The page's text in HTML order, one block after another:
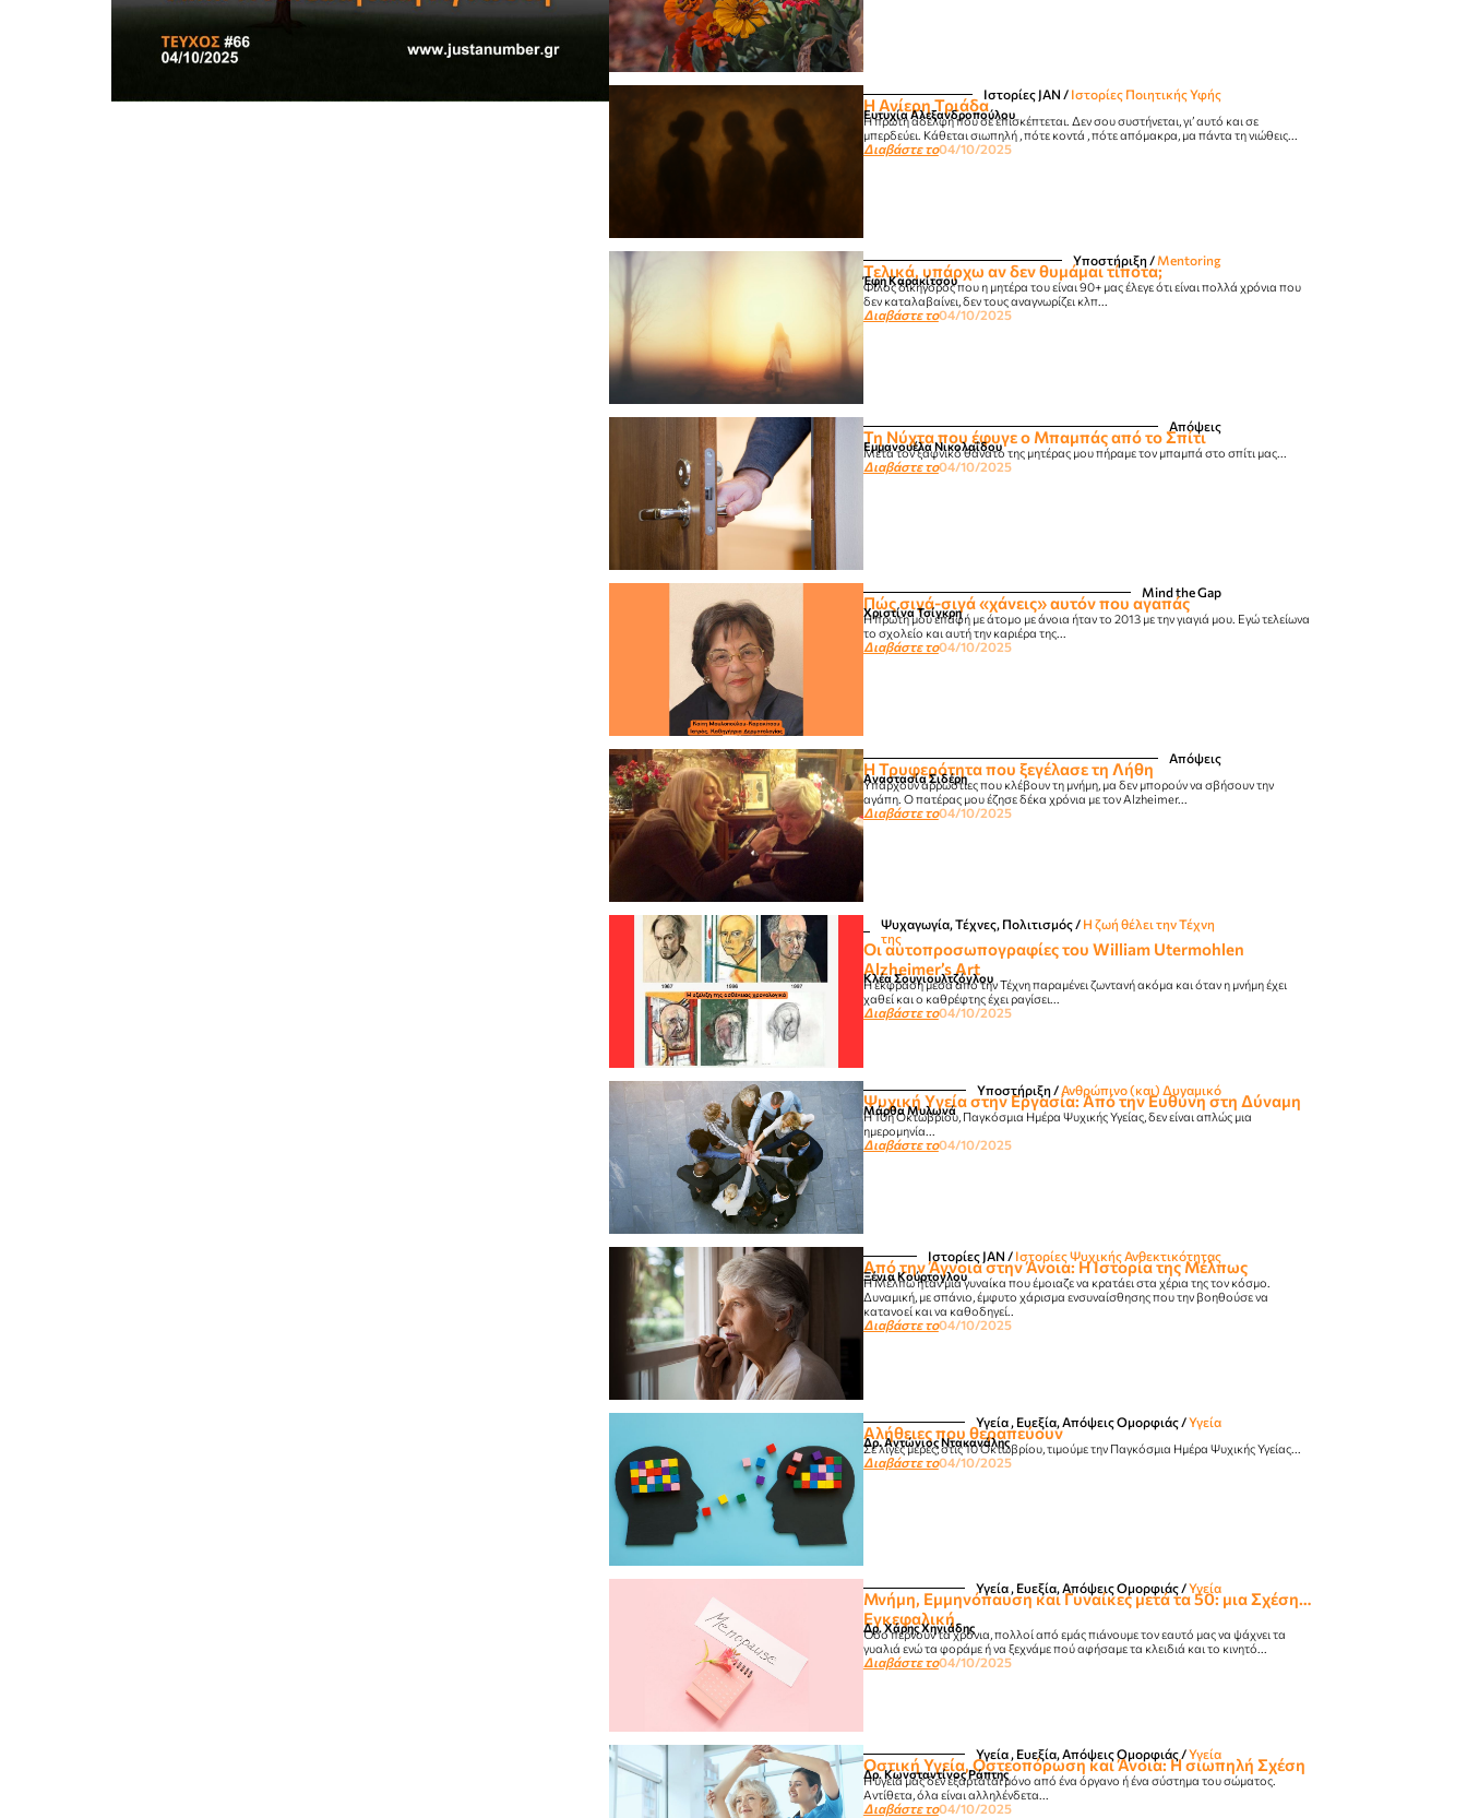
Ιστορίες JΑΝ / Ιστορίες Ποιητικής Υφής
Η Ανίερη Τριάδα
Ευτυχία Αλεξανδροπούλου
Η πρώτη αδελφή που σε επισκέπτεται. Δεν σου συστήνεται, γι’ αυτό και σε
μπερδεύει. Κάθεται σιωπηλή , πότε κοντά , πότε απόμακρα, μα πάντα τη νιώθεις...
Διαβάστε το04/10/2025
Υποστήριξη / Mentoring
Τελικά, υπάρχω αν δεν θυμάμαι τίποτα;
Έφη Καρακίτσου
Φίλος δικηγόρος που η μητέρα του είναι 90+ μας έλεγε ότι είναι πολλά χρόνια που
δεν καταλαβαίνει, δεν τους αναγνωρίζει κλπ...
Διαβάστε το04/10/2025
Απόψεις
Τη Νύχτα που έφυγε ο Μπαμπάς από το Σπίτι
Εμμανουέλα Νικολαΐδου
Μετά τον ξαφνικό θάνατο της μητέρας μου πήραμε τον μπαμπά στο σπίτι μας...
Διαβάστε το04/10/2025
Mind the Gap
Πώς σιγά-σιγά «χάνεις» αυτόν που αγαπάς
Χριστίνα Τσίγκρη
Η πρώτη μου επαφή με άτομο με άνοια ήταν το 2013 με την γιαγιά μου. Εγώ τελείωνα
το σχολείο και αυτή την καριέρα της...
Διαβάστε το04/10/2025
Απόψεις
Η Τρυφερότητα που ξεγέλασε τη Λήθη
Αναστασία Σιδέρη
Υπάρχουν αρρώστιες που κλέβουν τη μνήμη, μα δεν μπορούν να σβήσουν την
αγάπη. Ο πατέρας μου έζησε δέκα χρόνια με τον Alzheimer...
Διαβάστε το04/10/2025
Ψυχαγωγία, Τέχνες, Πολιτισμός/ Η ζωή θέλει την Τέχνη
της
Οι αυτοπροσωπογραφίες του William Utermohlen
Alzheimer’s Art
Κλέα Σουγιουλτζόγλου
Η έκφραση μέσα από την Τέχνη παραμένει ζωντανή ακόμα και όταν η μνήμη έχει
χαθεί και ο καθρέφτης έχει ραγίσει...
Διαβάστε το04/10/2025
Υποστήριξη /Ανθρώπινο (και) Δυναμικό
Ψυχική Yγεία στην Eργασία: Aπό την Eυθύνη στη Δύναμη
Μάρθα Μυλωνά
Η 10η Οκτωβρίου, Παγκόσμια Ημέρα Ψυχικής Υγείας, δεν είναι απλώς μια
ημερομηνία...
Διαβάστε το04/10/2025
Ιστορίες JΑΝ / Ιστορίες Ψυχικής Ανθεκτικότητας
Από την Άγνοια στην Άνοια: Η Ιστορία της Μέλπως
Ξένια Κούρτογλου
Η Μέλπω ήταν μια γυναίκα που έμοιαζε να κρατάει στα χέρια της τον κόσμο.
Δυναμική, με σπάνιο, έμφυτο χάρισμα ενσυναίσθησης που την βοηθούσε να
κατανοεί και να καθοδηγεί..
Διαβάστε το04/10/2025
Υγεία , Ευεξία, Απόψεις Ομορφιάς​/Υγεία
Αλήθειες που θεραπεύουν
Δρ. Αντώνιος Ντακανάλης
Σε λίγες μέρες, στις 10 Οκτωβρίου, τιμούμε την Παγκόσμια Ημέρα Ψυχικής Υγείας...
Διαβάστε το04/10/2025
Υγεία , Ευεξία, Απόψεις Ομορφιάς​/Υγεία
Μνήμη, Εμμηνόπαυση και Γυναίκες μετά τα 50: μια Σχέση…
Εγκεφαλική
Δρ. Χάρης Χηνιάδης
Όσο περνούν τα χρόνια, πολλοί από εμάς πιάνουμε τον εαυτό μας να ψάχνει τα
γυαλιά ενώ τα φοράμε ή να ξεχνάμε πού αφήσαμε τα κλειδιά και το κινητό...
Διαβάστε το04/10/2025
Υγεία , Ευεξία, Απόψεις Ομορφιάς​/Υγεία
Οστική Υγεία, Οστεοπόρωση και Άνοια: Η σιωπηλή Σχέση
Δρ. Κωνσταντίνος Ράπτης
Η υγεία μας δεν εξαρτάται μόνο από ένα όργανο ή ένα σύστημα του σώματος.
Αντίθετα, όλα είναι αλληλένδετα...
Διαβάστε το04/10/2025